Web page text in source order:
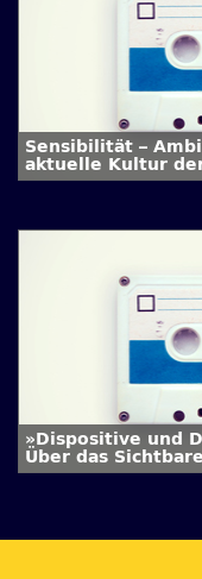
Sensibilität –
aktuelle Kultur
»Dispositive und
Über das
Foucault und